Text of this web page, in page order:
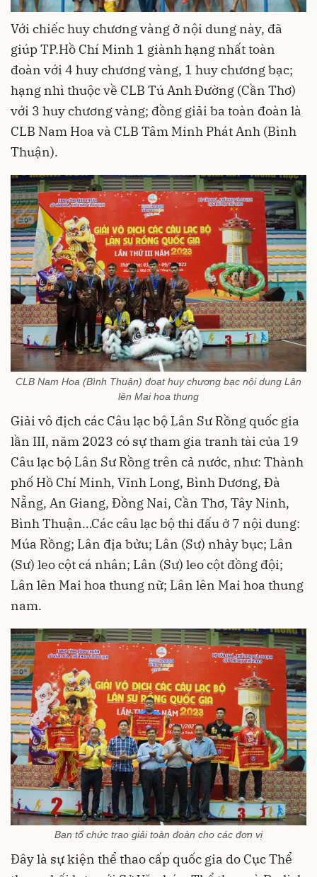
Với chiếc huy chương vàng ở nội dung này, đã
giúp TP.Hồ Chí Minh 1 giành hạng nhất toàn
đoàn với 4 huy chương vàng, 1 huy chương bạc;
hạng nhì thuộc về CLB Tú Anh Đường (Cần Thơ)
với 3 huy chương vàng; đồng giải ba toàn đoàn là
CLB Nam Hoa và CLB Tâm Minh Phát Anh (Bình
Thuận).
CLB Nam Hoa (Bình Thuận) đoạt huy chương bạc nội dung Lân
lên Mai hoa thung
Giải vô địch các Câu lạc bộ Lân Sư Rồng quốc gia
lần III, năm 2023 có sự tham gia tranh tài của 19
Câu lạc bộ Lân Sư Rồng trên cả nước, như: Thành
phố Hồ Chí Minh, Vĩnh Long, Bình Dương, Đà
Nẵng, An Giang, Đồng Nai, Cần Thơ, Tây Ninh,
Bình Thuận…Các câu lạc bộ thi đấu ở 7 nội dung:
Múa Rồng; Lân địa bửu; Lân (Sư) nhảy bục; Lân
(Sư) leo cột cá nhân; Lân (Sư) leo cột đồng đội;
Lân lên Mai hoa thung nữ; Lân lên Mai hoa thung
nam.
Ban tổ chức trao giải toàn đoàn cho các đơn vị
Đây là sự kiện thể thao cấp quốc gia do Cục Thể